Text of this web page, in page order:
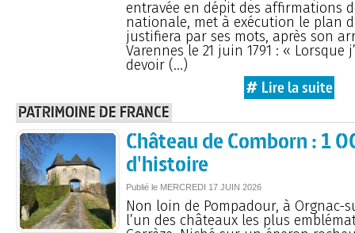
entravée en dépit des affirmations
nationale, met à exécution le plan
justifiera par ses mots, après son
Varennes le 21 juin 1791 : « Lorsque
devoir (…)
# Lire la suite
PATRIMOINE DE FRANCE
Château de Comborn : 1
d'histoire
Publié le MERCREDI 17 JUIN 2026
Non loin de Pompadour, à Orgnac-
l’un des châteaux les plus